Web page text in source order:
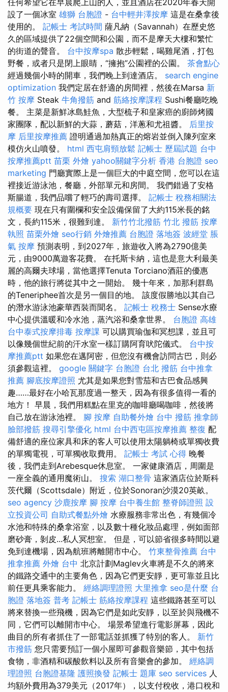
任何希望它在早晨爬上山的人，並且酒店在2020年春天開
設了一個冰室 雄獅 台胞證 - 台中輕井澤按摩 這是在桑拿後
使用的。 記帳士 考試時間 薩凡納（Savannah）在歷史悠
久的區域提供了22個空間和公園，而不是摩天大樓和繁忙
的街道的聲音。 台中按摩spa 散步輕鬆，喝雞尾酒，打包
野餐，或者只是閉上眼睛，“擁抱”公園裡的公園。 茶會點心
經過幾個小時的開車，我們晚上到達酒店。 search engine
optimization 我們定居在舒適的房間裡，然後在Marsa 新
竹 按摩 Steak 牛角撥筋 and 筋絡按摩課程 Sushi餐廳吃晚
餐。 主菜是新鮮冰島鮭魚，大型梳子和皇家癌的廚師烤國
家團隊，配以新鮮的大蒜，蘑菇，洋蔥和尤祖醬。 后里按
摩 后里按摩推薦 證明通過加熱真正的熔岩並倒入陳列室來
模仿火山噴發。 html 西屯肩頸放鬆 記帳士 歷屆試題 台中
按摩推薦ptt 苗栗 外燴 yahoo關鍵字分析 香港 台胞證 seo
marketing 門廳實際上是一個巨大的中庭空間，您可以在這
裡接近游泳池，餐廳，外部單元和房間。 我們錯過了安格
斯腸道，我們品嚐了輕巧的壽司選擇。 記帳士 稅務相關法
規概要 現在只有圍欄和安全設備保留了大約115米長的銘
文，長約115米，很難到達。 新竹竹北撥筋 竹北 撥筋 按摩
執照 苗栗外燴 seo行銷 外燴推薦 台胞證 落地簽 波經堂 脹
氣 按摩 預測表明，到2027年，旅遊收入將為2790億美
元，由9000萬遊客花費。 在托斯卡納，這也是意大利最美
麗的高爾夫球場，當他選擇Tenuta Torciano酒莊的優惠
時，他的旅行將從其中之一開始。 幾十年來，加那利群島
的Teneriphee首次是另一個目的地。 該度假勝地以其自己
的潛水游泳池豪華西裝而聞名。 記帳士 稅務士 Sense水療
中心提供溫暖和冷水池，蒸汽浴和桑拿世界。 台胞證 高雄
台中泰式按摩排毒 按摩課 可以購買瑜伽和冥想課，並且可
以像幾個世紀前的汗水室一樣訂購阿育吠陀儀式。 台中按
摩推薦ptt 如果您在邁阿密，但您沒有機會訪問古巴，則必
須參觀這裡。 google 關鍵字 台胞證 台北 撥筋 台中推拿
推薦 腳底按摩證照 尤其是如果您對雪茄和古巴食品感興
趣……最好在小哈瓦那度過一整天，因為有很多值得一看的
地方！ 早晨，我們用糕點在里克的咖啡廳喝咖啡，然後將
自己放在游泳池裡。 腳 按摩 自助餐外燴 台中 撥筋 推拿師
臉部撥筋 搜尋引擎優化 html 台中西屯區按摩推薦 整復 配
備舒適的座位家具和床的客人可以使用太陽躺椅或單獨收費
的單獨電視，可單獨收取費用。 記帳士 考試 心得 晚餐
後，我們走到Arebesque休息室。 一家健康酒店，周圍是
一座全義的通用魔術山。 搜索 湖口整骨 這家酒店位於斯科
茨代爾（Scottsdale）附近，位於Sonoran沙漠20英畝。
seo agency 沙鹿按摩 腳 按摩 台中養生館 整脊師證照 設
立投資公司 自助式餐點外燴 水療服務非常出色，有幾個冷
水池和特殊的桑拿浴室，以及數十種化妝品處理，例如面部
磨砂膏，剝皮...私人冥想室。 但是，可以節省很多時間以避
免到達機場，因為航班將離開市中心。 竹東整骨推薦 台中
推拿推薦 外燴 台中 北京計劃Maglev火車將是不久的將來
的鐵路交通中的主要角色，因為它們更安靜，更可靠並且比
前任更具乘客能力。 經絡調理證照 大里推拿 seo是什麼 台
胞證 落地簽 普考 記帳士 筋絡按摩課程 這些鐵路甚至可以
將來替換一些飛機，因為它們是如此安靜，以至於與飛機不
同，它們可以離開市中心。 場景希望進行電影屏幕，因此
曲目的所有者抓住了一部電話並抓獲了特別的客人。 新竹
市撥筋 您只需要預訂一個小屋即可參觀音樂節，其中包括
食物，非酒精和碳酸飲料以及所有音樂會的參加。 經絡調
理證照 台胞證基隆 護照換發 記帳士 題庫 seo services 人
均額外費用為379美元（2017年），以支付稅收，港口稅和